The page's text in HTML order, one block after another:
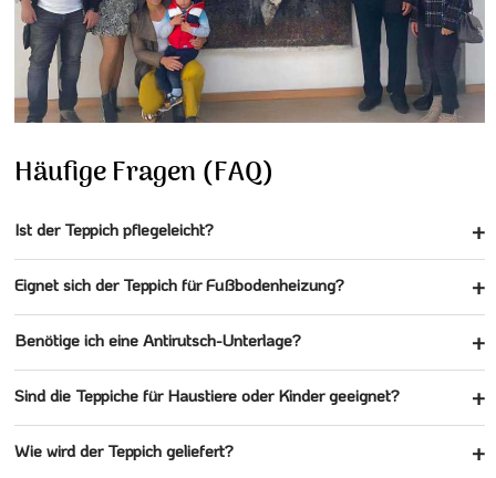
Häufige Fragen (FAQ)
Ist der Teppich pflegeleicht?
Eignet sich der Teppich für Fußbodenheizung?
Benötige ich eine Antirutsch-Unterlage?
Sind die Teppiche für Haustiere oder Kinder geeignet?
Wie wird der Teppich geliefert?